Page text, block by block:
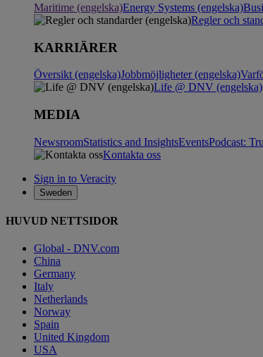
Maritime (engelska)Energy Systems (engelska)
Regler och
KARRIÄRER
Översikt (engelska)Jobbmöjligheter (engelska)
Life @ DNV (engelska)
MEDIA
NewsroomStatistics and InsightsEventsPodcast:
Kontakta oss
Sign in to Veracity
Sweden
HUVUD NETTSIDOR
Global - DNV.com
China
Germany
Italy
Netherlands
Norway
Spain
United Kingdom
USA